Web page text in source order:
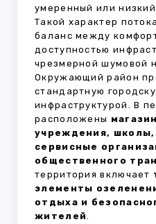
умеренный или
Такой характер
баланс между
доступностью
чрезмерной шумовой
Окружающий район
стандартную
инфраструктурой. В
расположены
учреждения, школы,
сервисные
общественного
территория включает
элементы
отдыха и
жителей.